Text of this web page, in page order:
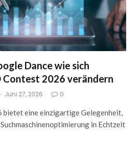
Dance wie sich
Contest 2026 verändern
Juni 27, 2026 0
bietet eine einzigartige Gelegenheit,
in Echtzeit